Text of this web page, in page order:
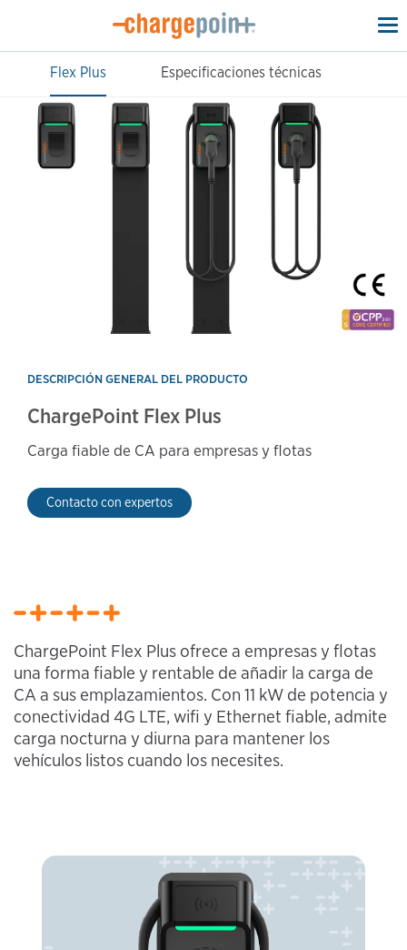
Flex Plus
Especificaciones técnicas
DESCRIPCIÓN GENERAL DEL PRODUCTO
ChargePoint Flex Plus
Carga fiable de CA para empresas y flotas
Contacto con expertos
ChargePoint Flex Plus ofrece a empresas y flotas
una forma fiable y rentable de añadir la carga de
CA a sus emplazamientos. Con 11 kW de potencia y
conectividad 4G LTE, wifi y Ethernet fiable, admite
carga nocturna y diurna para mantener los
vehículos listos cuando los necesites.